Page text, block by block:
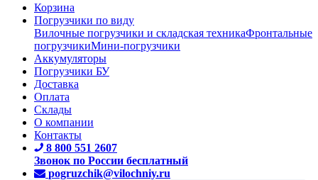
Корзина
Погрузчики по виду
Вилочные погрузчики и складская техникаФронтальные
погрузчикиМини-погрузчики
Аккумуляторы
Погрузчики БУ
Доставка
Оплата
Склады
О компании
Контакты
8 800 551 2607
Звонок по России бесплатный
pogruzchik@vilochniy.ru